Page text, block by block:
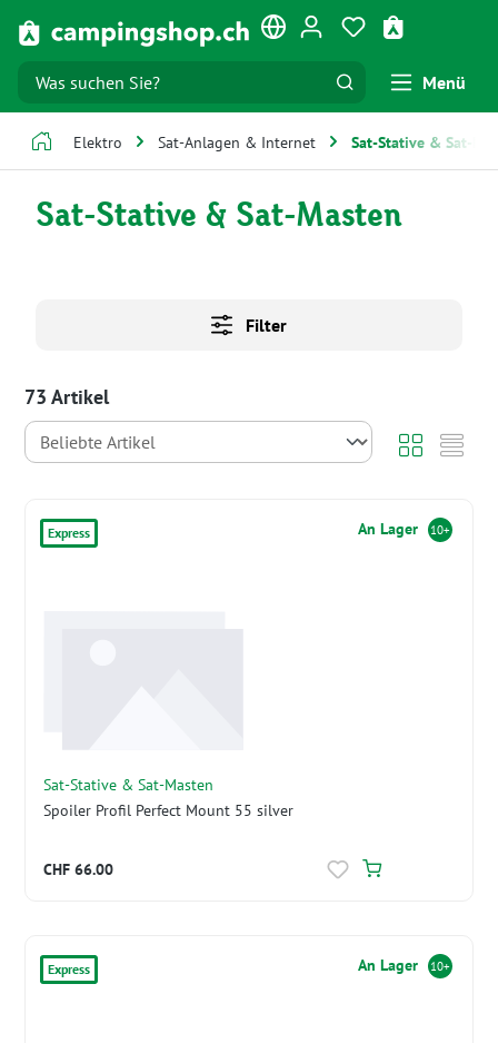
Zum Hauptinhalt springen Du hast 0
Menü
Elektro Sat-Anlagen & Internet Sat-Stative & Sat-
Sat-Stative & Sat-Masten
Filter
73 Artikel
Express An Lager 10+
Sat-Stative & Sat-Masten
Spoiler Profil Perfect Mount 55 silver
CHF 66.00
Express An Lager 10+